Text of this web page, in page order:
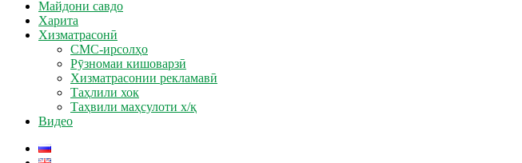
Майдони савдо
Харита
Хизматрасонӣ
СМС-ирсолҳо
Рӯзномаи кишоварзӣ
Хизматрасонии рекламавӣ
Таҳлили хок
Таҳвили маҳсулоти х/қ
Видео